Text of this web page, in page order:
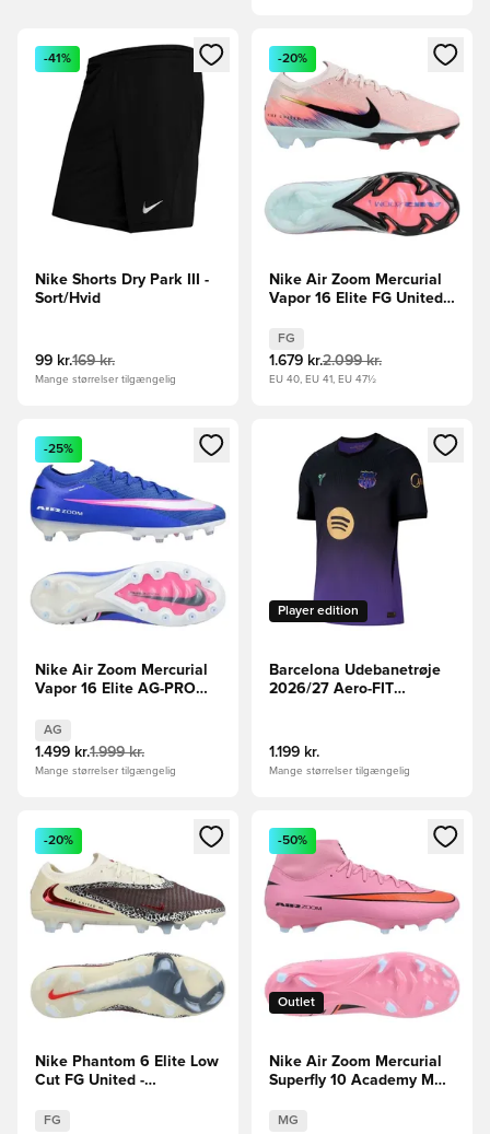
Åbner en Modal til at logge ind eller tilmelde dig som
-41%
Nike Shorts Dry Park III -
Sort/Hvid
99 kr.169 kr.
Mange størrelser tilgængelig
Åbner en Modal til at logge
-20%
Nike Air Zoom Mercurial
Vapor 16 Elite FG United -
FG
1.679 kr.2.099 kr.
EU 40, EU 41, EU 47½
Åbner en Modal til at logge ind eller tilmelde dig som
-25%
Nike Air Zoom Mercurial
Vapor 16 Elite AG-PRO
AG
1.499 kr.1.999 kr.
Mange størrelser tilgængelig
Åbner en Modal til at logge
Player edition
Barcelona Udebanetrøje
2026/27 Aero-FIT
1.199 kr.
Mange størrelser tilgængelig
Åbner en Modal til at logge ind eller tilmelde dig som
-20%
Nike Phantom 6 Elite Low
Cut FG United -
FG
Åbner en Modal til at logge
Outlet
-50%
Nike Air Zoom Mercurial
Superfly 10 Academy MG
Pink/Sort/Orange
MG